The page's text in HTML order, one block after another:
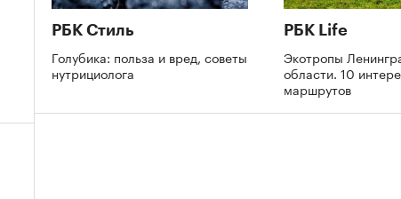
РБК Стиль
Голубика: польза и вред, советы
нутрициолога
РБК Life
Экотропы
области. 10
маршрутов